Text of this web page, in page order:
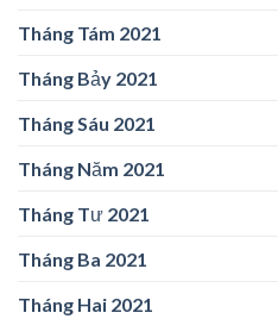
Tháng Tám 2021
Tháng Bảy 2021
Tháng Sáu 2021
Tháng Năm 2021
Tháng Tư 2021
Tháng Ba 2021
Tháng Hai 2021